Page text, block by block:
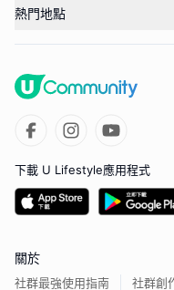
熱門地點
下載 U Lifestyle應用程式
關於
社群最強使用指南 社群創